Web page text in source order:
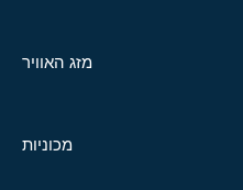
מזג האוויר
מכוניות